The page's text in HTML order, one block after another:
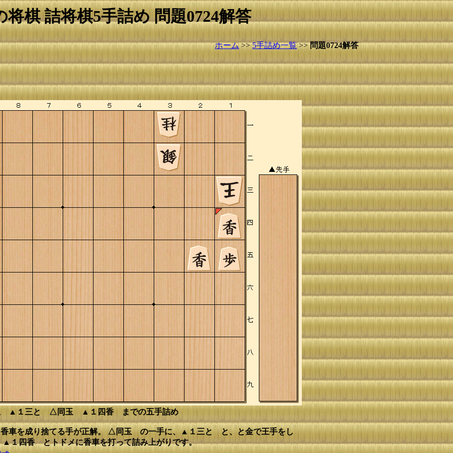
将棋 詰将棋5手詰め 問題0724解答
ホーム>>5手詰め一覧>>問題0724解答
▲１三と △同玉 ▲１四香 までの五手詰め
車を成り捨てる手が正解。 △同玉 の一手に、▲１三と と、と金で王手をし
四香 とトドメに香車を打って詰み上がりです。